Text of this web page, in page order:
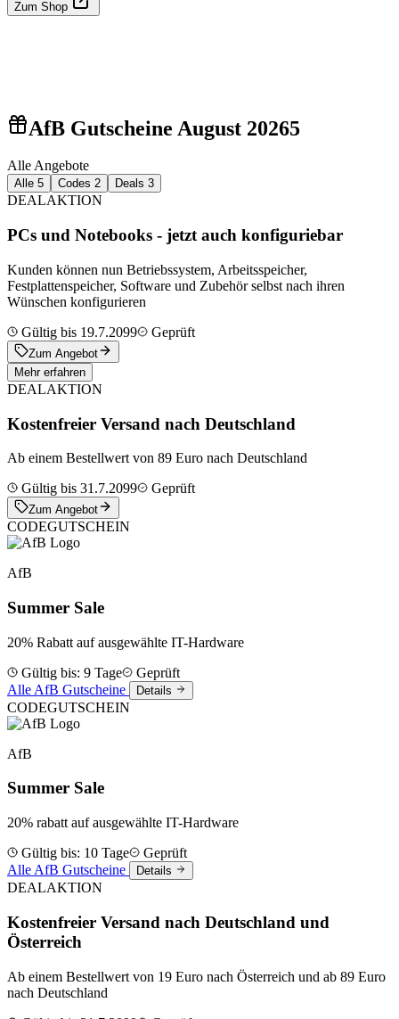
Zum Shop
AfB Gutscheine August 20265
Alle Angebote
Alle 5 Codes 2 Deals 3
DEALAKTION
PCs und Notebooks - jetzt auch konfiguriebar
Kunden können nun Betriebssystem, Arbeitsspeicher,
Festplattenspeicher, Software und Zubehör selbst nach ihren
Wünschen konfigurieren
Gültig bis 19.7.2099
Geprüft
Zum Angebot
Mehr erfahren
DEALAKTION
Kostenfreier Versand nach Deutschland
Ab einem Bestellwert von 89 Euro nach Deutschland
Gültig bis 31.7.2099
Geprüft
Zum Angebot
CODEGUTSCHEIN
AfB
Summer Sale
20% Rabatt auf ausgewählte IT-Hardware
Gültig bis: 9 Tage
Geprüft
Alle AfB Gutscheine
Details
CODEGUTSCHEIN
AfB
Summer Sale
20% rabatt auf ausgewählte IT-Hardware
Gültig bis: 10 Tage
Geprüft
Alle AfB Gutscheine
Details
DEALAKTION
Kostenfreier Versand nach Deutschland und
Österreich
Ab einem Bestellwert von 19 Euro nach Österreich und ab 89 Euro
nach Deutschland